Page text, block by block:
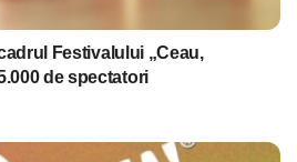
Festivalului „Ceau,
de spectatori